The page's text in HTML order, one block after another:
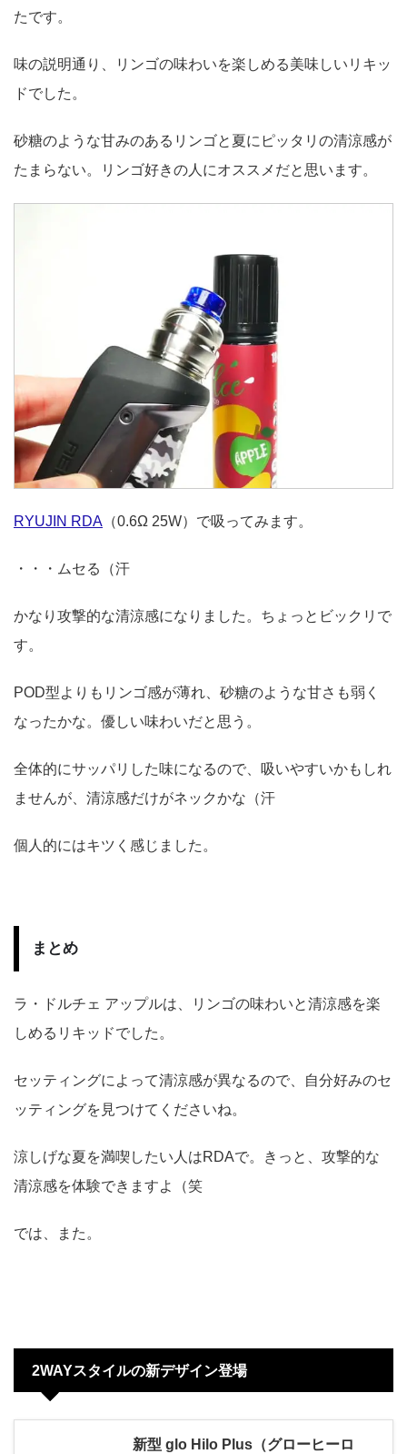
たです。
味の説明通り、リンゴの味わいを楽しめる美味しいリキッ
ドでした。
砂糖のような甘みのあるリンゴと夏にピッタリの清涼感が
たまらない。リンゴ好きの人にオススメだと思います。
RYUJIN RDA （0.6Ω 25W）で吸ってみます。
・・・ムセる（汗
かなり攻撃的な清涼感になりました。ちょっとビックリで
す。
POD型よりもリンゴ感が薄れ、砂糖のような甘さも弱く
なったかな。優しい味わいだと思う。
全体的にサッパリした味になるので、吸いやすいかもしれ
ませんが、清涼感だけがネックかな（汗
個人的にはキツく感じました。
まとめ
ラ・ドルチェ アップルは、リンゴの味わいと清涼感を楽
しめるリキッドでした。
セッティングによって清涼感が異なるので、自分好みのセ
ッティングを見つけてくださいね。
涼しげな夏を満喫したい人はRDAで。きっと、攻撃的な
清涼感を体験できますよ（笑
では、また。
2WAYスタイルの新デザイン登場
新型 glo Hilo Plus（グローヒーロ